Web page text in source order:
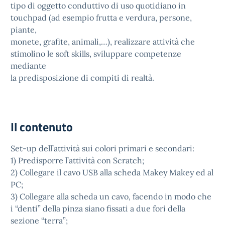
tipo di oggetto conduttivo di uso quotidiano in
touchpad (ad esempio frutta e verdura, persone,
piante,
monete, grafite, animali,…), realizzare attività che
stimolino le soft skills, sviluppare competenze
mediante
la predisposizione di compiti di realtà.
Il contenuto
Set-up dell’attività sui colori primari e secondari:
1) Predisporre l’attività con Scratch;
2) Collegare il cavo USB alla scheda Makey Makey ed al
PC;
3) Collegare alla scheda un cavo, facendo in modo che
i “denti” della pinza siano fissati a due fori della
sezione “terra”;